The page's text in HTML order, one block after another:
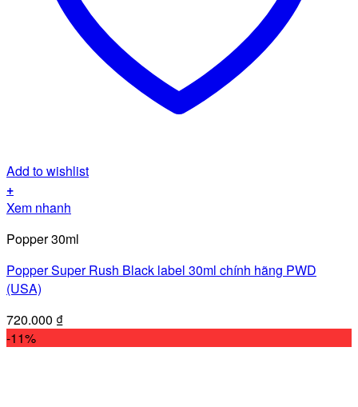
Add to wishlist
+
Xem nhanh
Popper 30ml
Popper Super Rush Black label 30ml chính hãng PWD
(USA)
720.000 ₫
-11%